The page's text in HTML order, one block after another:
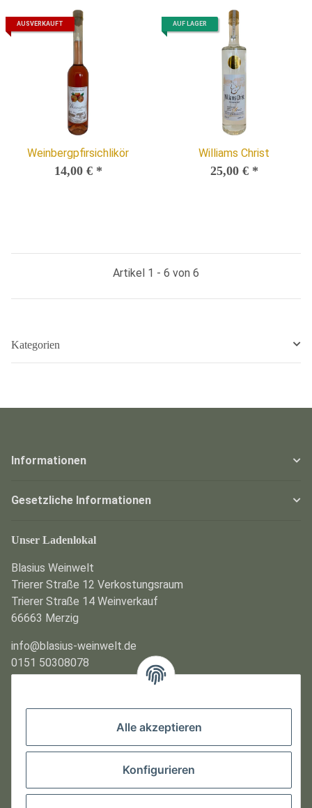
Alle akzeptieren
Konfigurieren
AUSVERKAUFT
Weinbergpfirsichlikör
14,00 € *
AUF LAGER
Williams Christ
25,00 € *
Artikel 1 - 6 von 6
Kategorien
Informationen
Gesetzliche Informationen
Unser Ladenlokal
Blasius Weinwelt
Trierer Straße 12 Verkostungsraum
Trierer Straße 14 Weinverkauf
66663 Merzig
info@blasius-weinwelt.de
0151 50308078
Montag und Dienstag
Mittwoch bis Freitag und Sonntag